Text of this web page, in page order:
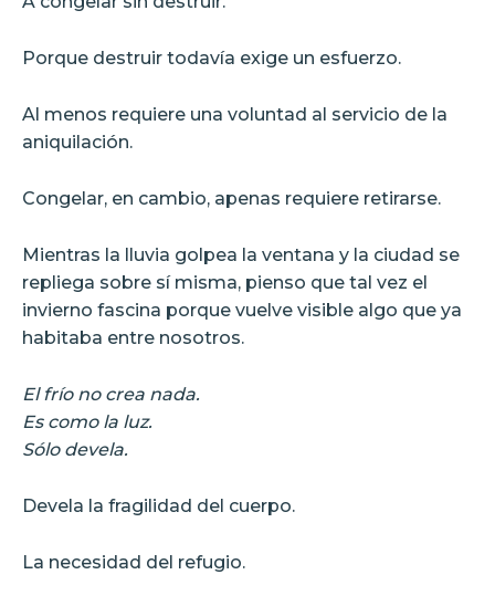
Porque destruir todavía exige un esfuerzo.
Al menos requiere una voluntad al servicio de la
aniquilación.
Congelar, en cambio, apenas requiere retirarse.
Mientras la lluvia golpea la ventana y la ciudad se
repliega sobre sí misma, pienso que tal vez el
invierno fascina porque vuelve visible algo que ya
habitaba entre nosotros.
El frío no crea nada.
Es como la luz.
Sólo devela.
Devela la fragilidad del cuerpo.
La necesidad del refugio.